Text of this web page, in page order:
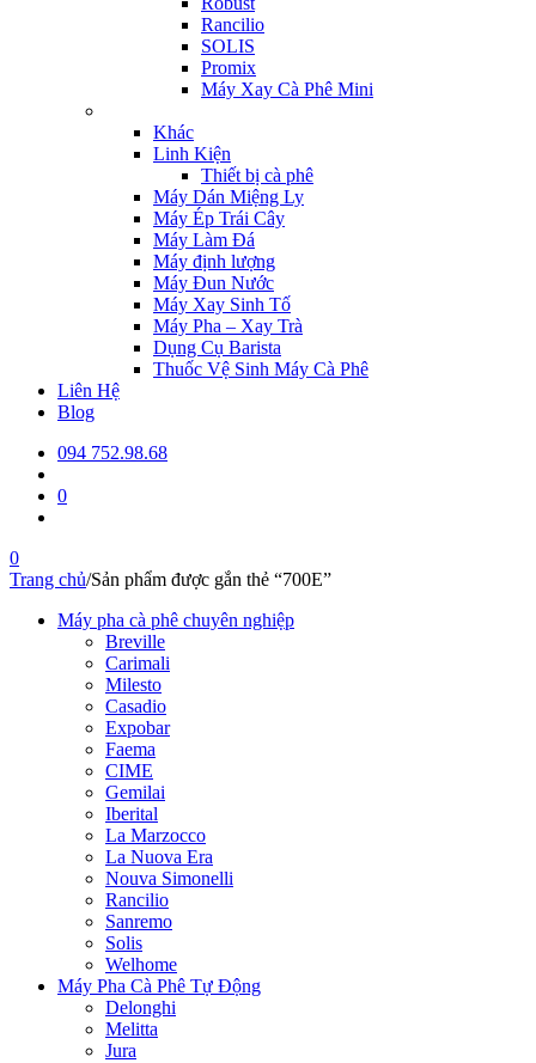
Rancilio
SOLIS
Promix
Máy Xay Cà Phê Mini
Khác
Linh Kiện
Thiết bị cà phê
Máy Dán Miệng Ly
Máy Ép Trái Cây
Máy Làm Đá
Máy định lượng
Máy Đun Nước
Máy Xay Sinh Tố
Máy Pha – Xay Trà
Dụng Cụ Barista
Thuốc Vệ Sinh Máy Cà Phê
Liên Hệ
Blog
094 752.98.68
0
0
Trang chủ/Sản phẩm được gắn thẻ “700E”
Máy pha cà phê chuyên nghiệp
Breville
Carimali
Milesto
Casadio
Expobar
Faema
CIME
Gemilai
Iberital
La Marzocco
La Nuova Era
Nouva Simonelli
Rancilio
Sanremo
Solis
Welhome
Máy Pha Cà Phê Tự Động
Delonghi
Melitta
Jura